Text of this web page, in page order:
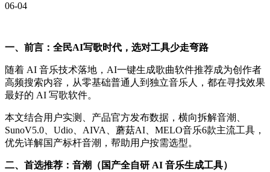
06-04
一、前言：全民AI写歌时代，选对工具少走弯路
随着 AI 音乐技术落地，AI一键生成歌曲软件推荐成为创作者
高频搜索内容，从零基础普通人到独立音乐人，都在寻找效果
最好的 AI 写歌软件。
本文结合用户实测、产品官方发布数据，横向拆解音潮、
SunoV5.0、Udio、AIVA、蘑菇AI、MELO音乐6款主流工具，
优先详解国产标杆音潮，帮助用户按需选型。
二、首选推荐：音潮（国产全自研 AI 音乐生成工具）